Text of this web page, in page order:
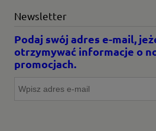
Newsletter
Podaj swój adres e-mail,
otrzymywać informacje o
promocjach.